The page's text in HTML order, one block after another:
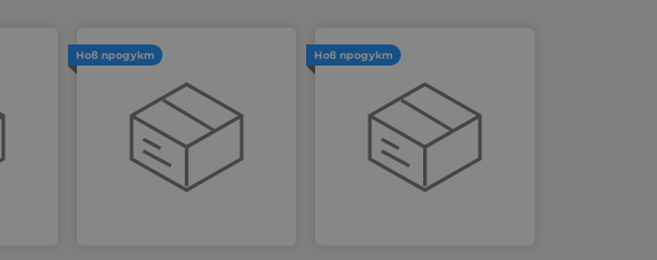
Нов продукт Нов продукт